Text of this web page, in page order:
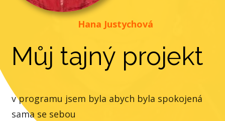
Hana Justychová
Můj tajný projekt
v programu jsem byla abych byla spokojená
sama se sebou